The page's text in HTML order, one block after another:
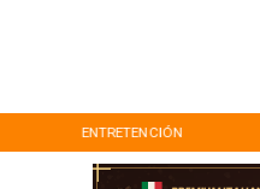
ENTRETENCIÓN